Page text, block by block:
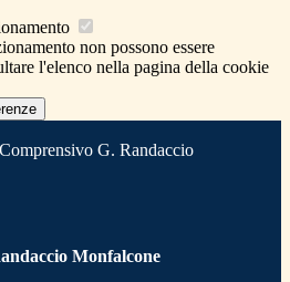
non possono essere
l'elenco nella pagina della cookie
G. Randaccio
Monfalcone